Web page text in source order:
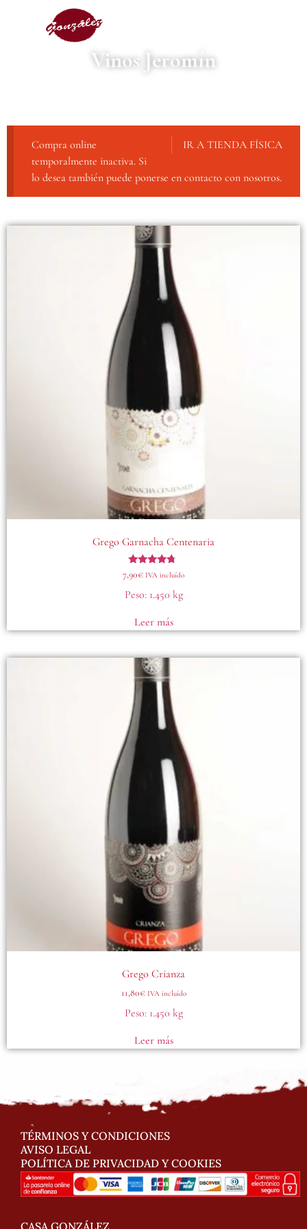
Vinos Jeromín
IR A TIENDA FÍSICA
Compra online
temporalmente inactiva. Si
lo desea también puede ponerse en contacto con nosotros.
Grego Garnacha Centenaria
Valorado
de 5
7,90€ IVA incluído
Peso:1.450 kg
Leer más
Grego Crianza
11,80€ IVA incluído
Peso:1.450 kg
Leer más
TÉRMINOS Y CONDICIONES
AVISO LEGAL
POLÍTICA DE PRIVACIDAD Y COOKIES